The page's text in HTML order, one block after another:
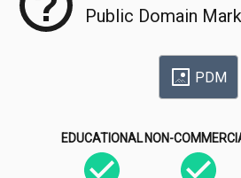
Public Domain Mark
PDM
EDUCATIONAL NON-